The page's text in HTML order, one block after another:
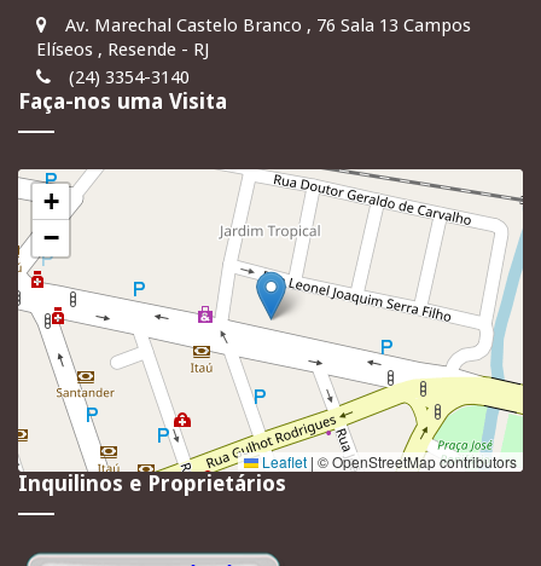
Av. Marechal Castelo Branco , 76 Sala 13 Campos
Elíseos , Resende - RJ
(24) 3354-3140
Faça-nos uma Visita
+
−
Leaflet | © OpenStreetMap contributors
Inquilinos e Proprietários